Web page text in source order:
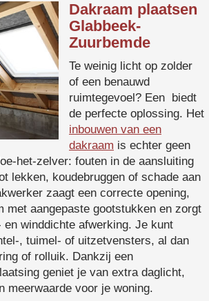
Dakraam plaatsen
Glabbeek-
Zuurbemde
Te weinig licht op zolder
of een benauwd
ruimtegevoel? Een biedt
de perfecte oplossing. Het
inbouwen van een
dakraam is echter geen
het-zelver: fouten in de aansluiting
lekken, koudebruggen of schade aan
zaagt een correcte opening,
met aangepaste gootstukken en zorgt
en winddichte afwerking. Je kunt
, tuimel- of uitzetvensters, al dan
of rolluik. Dankzij een
geniet je van extra daglicht,
meerwaarde voor je woning.